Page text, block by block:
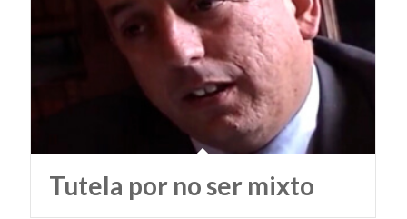
Tutela por no ser mixto